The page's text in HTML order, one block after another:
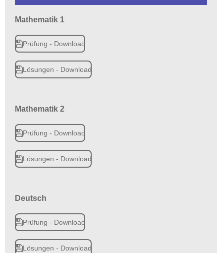
Mathematik 1
Prüfung - Download
Lösungen - Download
Mathematik 2
Prüfung - Download
Lösungen - Download
Deutsch
Prüfung - Download
Lösungen - Download